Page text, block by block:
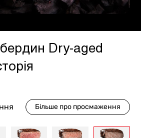
Dry-aged
Більше про просмаження